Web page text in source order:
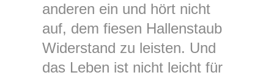
anderen ein und hört nicht
auf, dem fiesen Hallenstaub
Widerstand zu leisten. Und
das Leben ist nicht leicht für